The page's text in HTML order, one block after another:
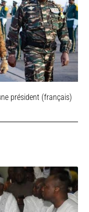
président (français)